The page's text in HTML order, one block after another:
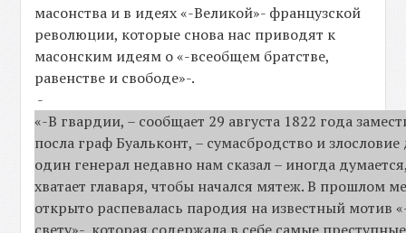
масонства и в идеях «-Великой»- французской
революции, которые снова нас приводят к
масонским идеям о «-всеобщем братстве,
равенстве и свободе»-.
-
«-В гвардии, – сообщает 29 августа 1822 года
посла граф Буальконт, – сумасбродство и
один генерал недавно нам сказал – иногда
хватает главаря, чтобы начался мятеж. В прошлом
открыто распевалась пародия на известный мотив